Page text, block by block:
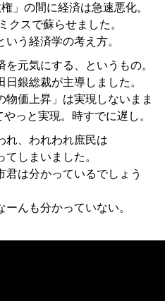
」の間に経済は急速悪化。
クスで蘇らせました。
う経済学の考え方。
元気にする、というもの。
銀総裁が主導しました。
物価上昇」は実現しないまま
っと実現。時すでに遅し。
れ、われわれ庶民は
しまいました。
君は分かっているでしょう
んも分かっていない。